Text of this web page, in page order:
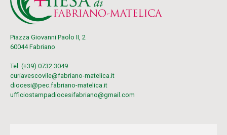
Piazza Giovanni Paolo II, 2
60044 Fabriano
Tel. (+39) 0732 3049
curiavescovile@fabriano-matelica.it
diocesi@pec.fabriano-matelica.it
ufficiostampadiocesifabriano@gmail.com